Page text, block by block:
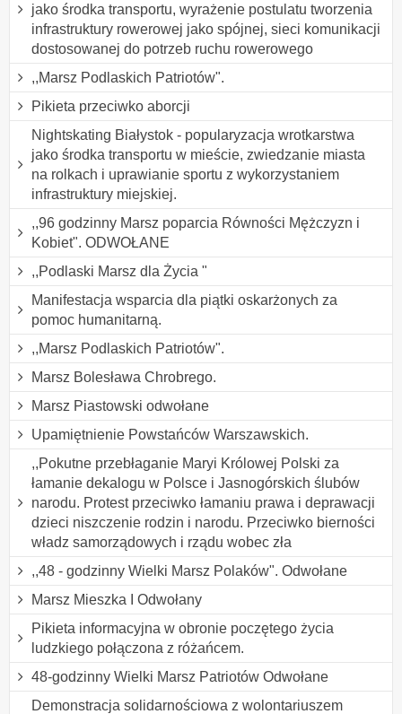
jako środka transportu, wyrażenie postulatu tworzenia
infrastruktury rowerowej jako spójnej, sieci komunikacji
dostosowanej do potrzeb ruchu rowerowego
,,Marsz Podlaskich Patriotów".
Pikieta przeciwko aborcji
Nightskating Białystok - popularyzacja wrotkarstwa
jako środka transportu w mieście, zwiedzanie miasta
na rolkach i uprawianie sportu z wykorzystaniem
infrastruktury miejskiej.
,,96 godzinny Marsz poparcia Równości Mężczyzn i
Kobiet". ODWOŁANE
,,Podlaski Marsz dla Życia "
Manifestacja wsparcia dla piątki oskarżonych za
pomoc humanitarną.
,,Marsz Podlaskich Patriotów".
Marsz Bolesława Chrobrego.
Marsz Piastowski odwołane
Upamiętnienie Powstańców Warszawskich.
,,Pokutne przebłaganie Maryi Królowej Polski za
łamanie dekalogu w Polsce i Jasnogórskich ślubów
narodu. Protest przeciwko łamaniu prawa i deprawacji
dzieci niszczenie rodzin i narodu. Przeciwko bierności
władz samorządowych i rządu wobec zła
,,48 - godzinny Wielki Marsz Polaków". Odwołane
Marsz Mieszka I Odwołany
Pikieta informacyjna w obronie poczętego życia
ludzkiego połączona z różańcem.
48-godzinny Wielki Marsz Patriotów Odwołane
Demonstracja solidarnościowa z wolontariuszem